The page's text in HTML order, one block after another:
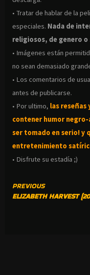
• Tratar de hablar de la
especiales. Nada de
religiosos, de genero o
• Imágenes están
no sean demasiado
• Los comentarios de
antes de publicarse.
• Por ultimo, las reseñas
contener humor negro-
ser tomado en serio! y
entretenimiento
• Disfrute su estadía ;)
CONTINUE
READING
PREVIOUS
ELIZABETH HARVEST